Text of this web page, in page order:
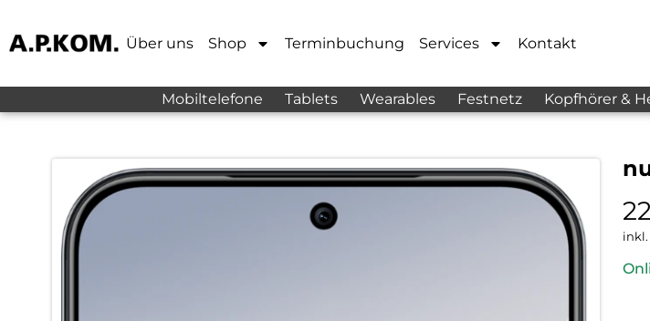
Über uns Shop Terminbuchung Services Kontakt
Mobiltelefone Tablets Wearables Festnetz Kopfhörer &
inkl.